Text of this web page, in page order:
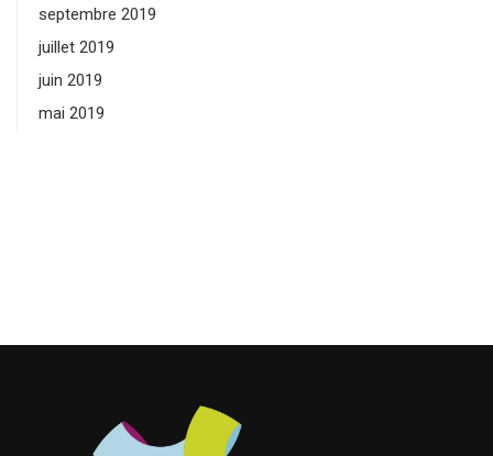
septembre 2019
juillet 2019
juin 2019
mai 2019